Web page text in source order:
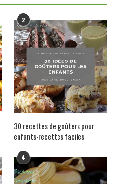
2
30 recettes de goûters pour
enfants-recettes faciles
4